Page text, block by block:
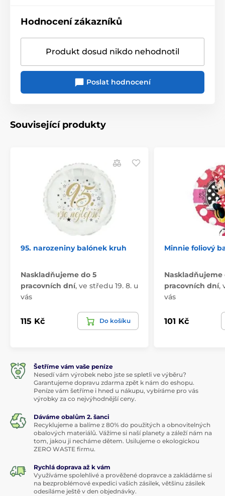
Hodnocení zákazníků
Produkt dosud nikdo nehodnotil
Poslat hodnocení
Související produkty
95. narozeniny balónek kruh
Naskladňujeme do 5
pracovních dní, ve středu 19. 8. u
vás
115 Kč Do košíku
Minnie foliový
Naskladňujeme
pracovních dní,
vás
101 Kč
Šetříme vám vaše peníze
Nesedí vám výrobek nebo jste se spletli ve výběru?
Garantujeme dopravu zdarma zpět k nám do eshopu.
Peníze vám šetříme i hned u nákupu, vybíráme pro vás
výrobky za co nejvýhodnější ceny.
Dáváme obalům 2. šanci
Recyklujeme a balíme z 80% do použitých a obnovitelných
obalových materiálů. Vážíme si naší planety a záleží nám na
tom, jakou ji necháme dětem. Usilujeme o ekologickou
ZERO WASTE firmu.
Rychlá doprava až k vám
Využíváme spolehlivé a prověžené dopravce a zakládáme si
na bezproblémové expedici vašich zásilek, většinu zásilek
odesíláme ještě v den objednávky.